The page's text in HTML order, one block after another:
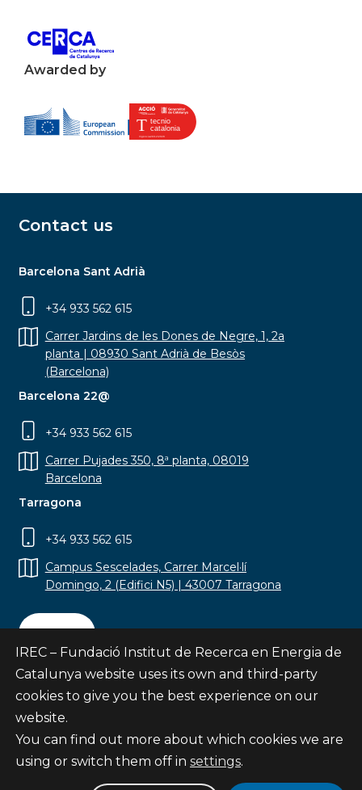
Awarded by
Contact us
Barcelona Sant Adrià
+34 933 562 615
Carrer Jardins de les Dones de Negre, 1, 2a
planta | 08930 Sant Adrià de Besòs
(Barcelona)
Barcelona 22@
+34 933 562 615
Carrer Pujades 350, 8ª planta, 08019
Barcelona
Tarragona
+34 933 562 615
Campus Sescelades, Carrer Marcel·lí
Domingo, 2 (Edifici N5) | 43007 Tarragona
Contact
Subscribe
© Fundació Institut de Recerca en Energia de
IREC – Fundació Institut de Recerca en Energia de
Catalunya website uses its own and third-party
cookies to give you the best experience on our
website.
You can find out more about which cookies we are
using or switch them off in settings.